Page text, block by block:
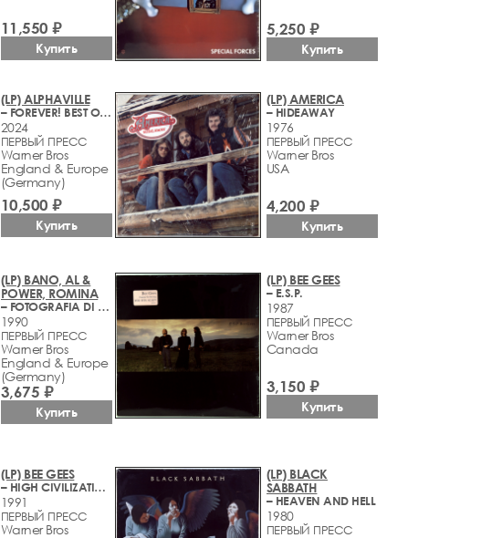
11,550 ₽
Купить
5,250 ₽
Купить
(LP) ALPHAVILLE
– FOREVER! BEST OF 40 YEARS
2024
ПЕРВЫЙ ПРЕСС
Warner Bros
England & Europe
(Germany)
10,500 ₽
Купить
(LP) AMERICA
– HIDEAWAY
1976
ПЕРВЫЙ ПРЕСС
Warner Bros
USA
4,200 ₽
Купить
(LP) BANO, AL &
POWER, ROMINA
– FOTOGRAFIA DI UN MOMENTO
1990
ПЕРВЫЙ ПРЕСС
Warner Bros
England & Europe
(Germany)
3,675 ₽
Купить
(LP) BEE GEES
– E.S.P.
1987
ПЕРВЫЙ ПРЕСС
Warner Bros
Canada
3,150 ₽
Купить
(LP) BEE GEES
– HIGH CIVILIZATION
1991
ПЕРВЫЙ ПРЕСС
Warner Bros
(LP) BLACK
SABBATH
– HEAVEN AND HELL
1980
ПЕРВЫЙ ПРЕСС